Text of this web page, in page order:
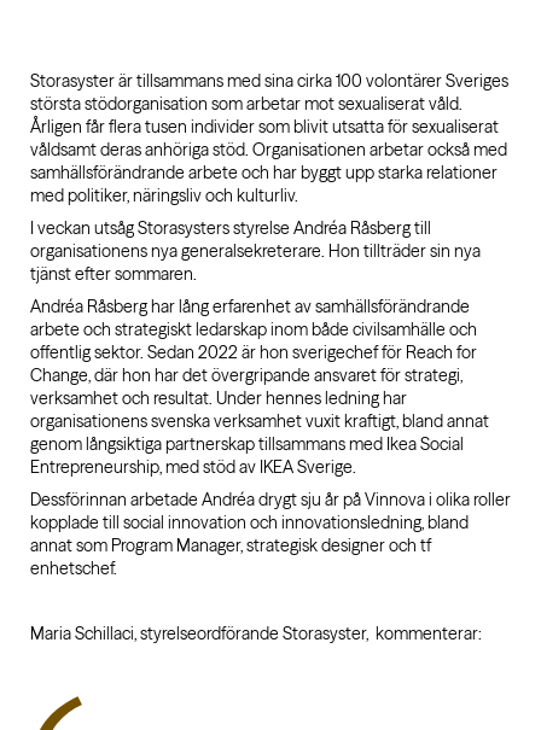
Storasyster är tillsammans med sina cirka 100 volontärer Sveriges
största stödorganisation som arbetar mot sexualiserat våld.
Årligen får flera tusen individer som blivit utsatta för sexualiserat
våldsamt deras anhöriga stöd. Organisationen arbetar också med
samhällsförändrande arbete och har byggt upp starka relationer
med politiker, näringsliv och kulturliv.
I veckan utsåg Storasysters styrelse Andréa Råsberg till
organisationens nya generalsekreterare. Hon tillträder sin nya
tjänst efter sommaren.
Andréa Råsberg har lång erfarenhet av samhällsförändrande
arbete och strategiskt ledarskap inom både civilsamhälle och
offentlig sektor. Sedan 2022 är hon sverigechef för Reach for
Change, där hon har det övergripande ansvaret för strategi,
verksamhet och resultat. Under hennes ledning har
organisationens svenska verksamhet vuxit kraftigt, bland annat
genom långsiktiga partnerskap tillsammans med Ikea Social
Entrepreneurship, med stöd av IKEA Sverige.
Dessförinnan arbetade Andréa drygt sju år på Vinnova i olika roller
kopplade till social innovation och innovationsledning, bland
annat som Program Manager, strategisk designer och tf
enhetschef.
Maria Schillaci, styrelseordförande Storasyster, kommenterar: